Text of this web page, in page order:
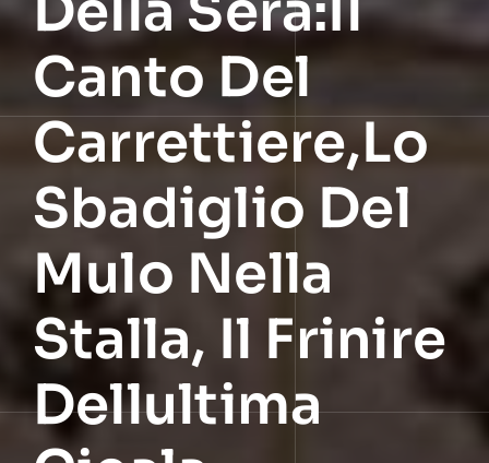
Canto Del
Carrettiere,lo
Sbadiglio Del
Mulo Nella
Stalla, Il Frinire
Dellultima